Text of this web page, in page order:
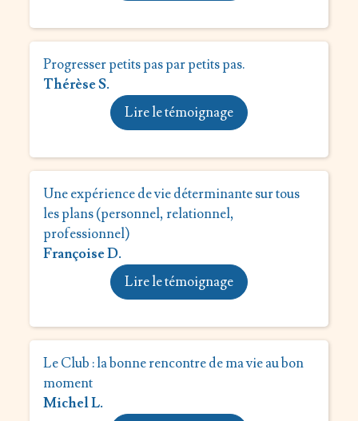
Progresser petits pas par petits pas.
Thérèse S.
Lire le témoignage
Une expérience de vie déterminante sur tous
les plans (personnel, relationnel,
professionnel)
Françoise D.
Lire le témoignage
Le Club : la bonne rencontre de ma vie au bon
moment
Michel L.